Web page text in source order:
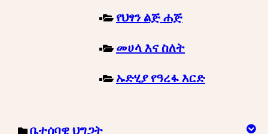
የህፃን ልጅ ሐጅ
መሀላ እና ስለት
ኡድሂያ የዓረፋ እርድ
ቤተሰባዊ ህግጋት